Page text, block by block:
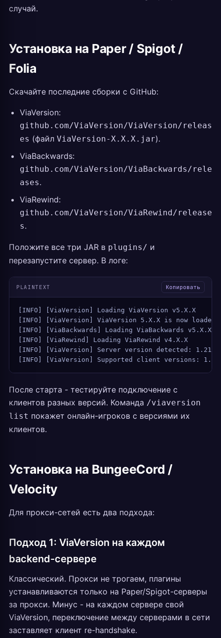
случай.
Установка на Paper / Spigot /
Folia
Скачайте последние сборки с GitHub:
ViaVersion:
github.com/ViaVersion/ViaVersion/releas
es (файл ViaVersion-X.X.X.jar).
ViaBackwards:
github.com/ViaVersion/ViaBackwards/rele
ases.
ViaRewind:
github.com/ViaVersion/ViaRewind/release
s.
Положите все три JAR в plugins/ и
перезапустите сервер. В логе:
PLAINTEXT Копировать
[INFO] [ViaVersion] Loading ViaVersion v5.X.X
[INFO] [ViaVersion] ViaVersion 5.X.X is now
[INFO] [ViaBackwards] Loading ViaBackwards v5.X.X
[INFO] [ViaRewind] Loading ViaRewind v4.X.X
[INFO] [ViaVersion] Server version detected:
[INFO] [ViaVersion] Supported client versions:
После старта - тестируйте подключение с
клиентов разных версий. Команда /viaversion
list покажет онлайн-игроков с версиями их
клиентов.
Установка на BungeeCord /
Velocity
Для прокси-сетей есть два подхода:
Подход 1: ViaVersion на каждом
backend-сервере
Классический. Прокси не трогаем, плагины
устанавливаются только на Paper/Spigot-серверы
за прокси. Минус - на каждом сервере свой
ViaVersion, переключение между серверами в сети
заставляет клиент re-handshake.